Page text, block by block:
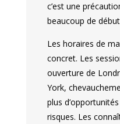
c’est une
beaucoup de
Les horaires de
concret. Les
ouverture de
York,
plus
risques. Les